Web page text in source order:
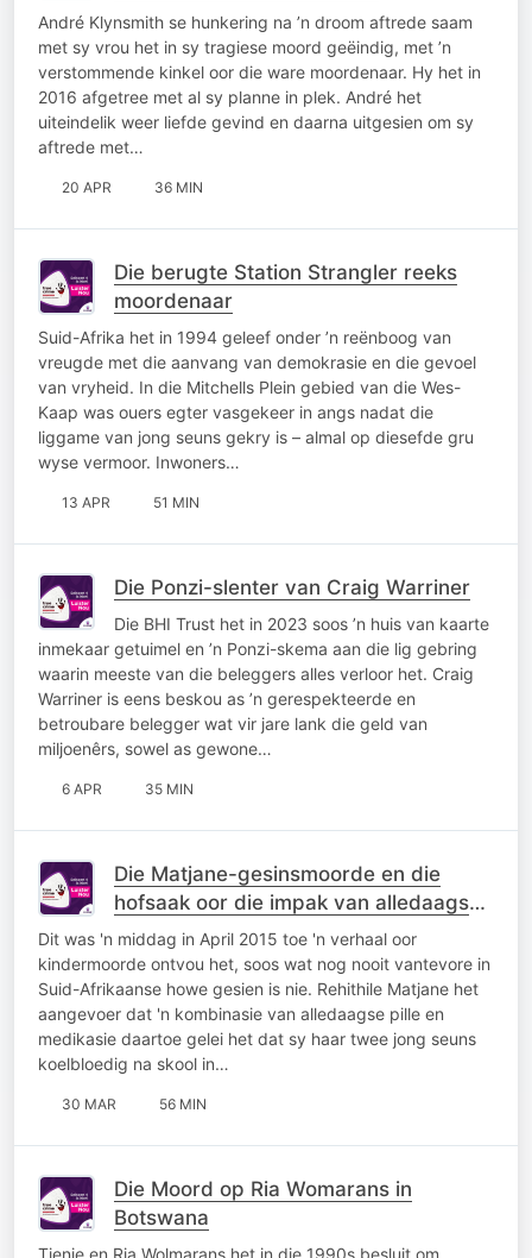
André Klynsmith se hunkering na ’n droom aftrede saam
met sy vrou het in sy tragiese moord geëindig, met ’n
verstommende kinkel oor die ware moordenaar. Hy het in
2016 afgetree met al sy planne in plek. André het
uiteindelik weer liefde gevind en daarna uitgesien om sy
aftrede met…
20 APR 36 MIN
Die berugte Station Strangler reeks
moordenaar
Suid-Afrika het in 1994 geleef onder ’n reënboog van
vreugde met die aanvang van demokrasie en die gevoel
van vryheid. In die Mitchells Plein gebied van die Wes-
Kaap was ouers egter vasgekeer in angs nadat die
liggame van jong seuns gekry is – almal op diesefde gru
wyse vermoor. Inwoners…
13 APR 51 MIN
Die Ponzi-slenter van Craig Warriner
Die BHI Trust het in 2023 soos ’n huis van kaarte
inmekaar getuimel en ’n Ponzi-skema aan die lig gebring
waarin meeste van die beleggers alles verloor het. Craig
Warriner is eens beskou as ’n gerespekteerde en
betroubare belegger wat vir jare lank die geld van
miljoenêrs, sowel as gewone…
6 APR 35 MIN
Die Matjane-gesinsmoorde en die
hofsaak oor die impak van alledaagse
pynpille
Dit was 'n middag in April 2015 toe 'n verhaal oor
kindermoorde ontvou het, soos wat nog nooit vantevore in
Suid-Afrikaanse howe gesien is nie. Rehithile Matjane het
aangevoer dat 'n kombinasie van alledaagse pille en
medikasie daartoe gelei het dat sy haar twee jong seuns
koelbloedig na skool in…
30 MAR 56 MIN
Die Moord op Ria Womarans in
Botswana
Tienie en Ria Wolmarans het in die 1990s besluit om